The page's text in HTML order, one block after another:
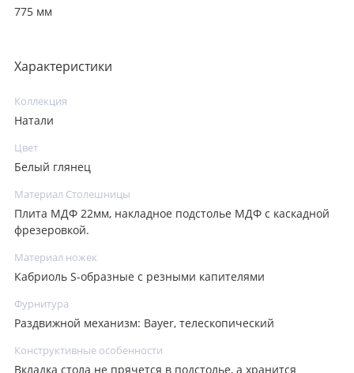
775 мм
Характеристики
Коллекция
Натали
Цвет
Белый глянец
Материал Столешницы
Плита МДФ 22мм, накладное подстолье МДФ с каскадной
фрезеровкой.
Материал ножек
Кабриоль S-образные с резными капителями
Фурнитура
Раздвижной механизм: Bayer, телескопический
Конструктивные особенности
Вкладка стола не прячется в подстолье, а хранится